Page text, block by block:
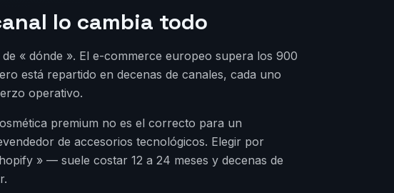
lo cambia todo
« dónde ». El e-commerce europeo supera los 900
está repartido en decenas de canales, cada uno
operativo.
premium no es el correcto para un
de accesorios tecnológicos. Elegir por
» — suele costar 12 a 24 meses y decenas de